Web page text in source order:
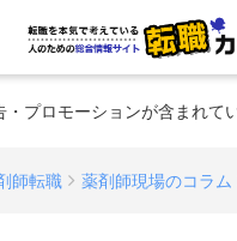
プロモーションが含まれて
師転職 薬剤師現場のコラム